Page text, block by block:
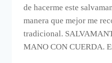
de hacerme este
manera que mejor me
tradicional.
MANO CON CUERDA.